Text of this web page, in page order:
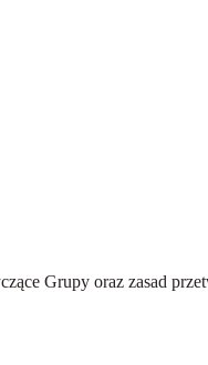
Grupy oraz zasad